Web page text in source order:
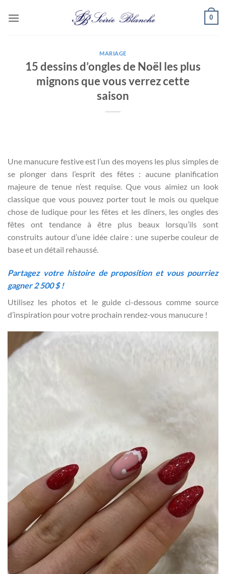
0
MARIAGE
15 dessins d’ongles de Noël les plus
mignons que vous verrez cette
saison
Une manucure festive est l’un des moyens les plus simples de
se plonger dans l’esprit des fêtes : aucune planification
majeure de tenue n’est requise. Que vous aimiez un look
classique que vous pouvez porter tout le mois ou quelque
chose de ludique pour les fêtes et les dîners, les ongles des
fêtes ont tendance à être plus beaux lorsqu’ils sont
construits autour d’une idée claire : une superbe couleur de
base et un détail rehaussé.
Partagez votre histoire de proposition et vous pourriez
gagner 2 500 $ !
Utilisez les photos et le guide ci-dessous comme source
d’inspiration pour votre prochain rendez-vous manucure !